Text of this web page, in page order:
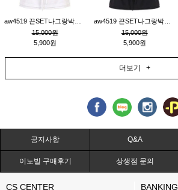
15,000원
5,900원
15,000원
5,900원
더보기 +
공지사항 Q&A
이노빌 구매후기 상생점 문의
CS CENTER BANKING